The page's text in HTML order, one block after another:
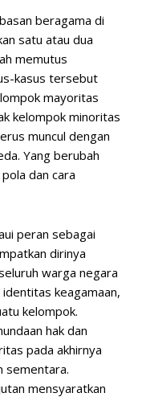
beragama di
satu atau dua
memutus
kasus tersebut
mayoritas
kelompok minoritas
muncul dengan
Yang berubah
dan cara
peran sebagai
dirinya
warga negara
keagamaan,
kelompok.
hak dan
pada akhirnya
sementara.
mensyaratkan